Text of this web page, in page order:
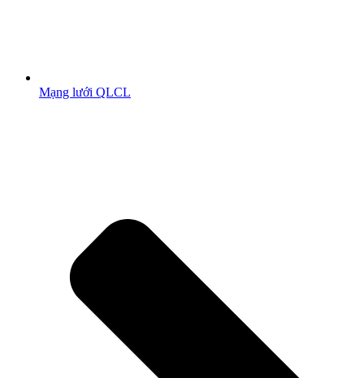
Mạng lưới QLCL